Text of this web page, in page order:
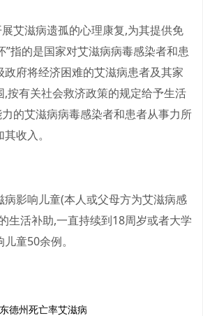
艾滋病遗孤的心理康复,为其提供免
”指的是国家对艾滋病病毒感染者和患
府将经济困难的艾滋病患者及其家
,按有关社会救济政策的规定给予生活
的艾滋病病毒感染者和患者从事力所
收入。
病影响儿童(本人或父母方为艾滋病感
生活补助,一直持续到18周岁或者大学
童50余例。
德州死亡率艾滋病